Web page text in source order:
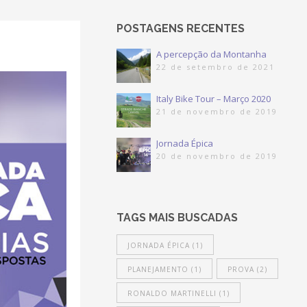
POSTAGENS RECENTES
A percepção da Montanha
22 de setembro de 2021
Italy Bike Tour – Março 2020
21 de novembro de 2019
Jornada Épica
20 de novembro de 2019
TAGS MAIS BUSCADAS
JORNADA ÉPICA (1)
PLANEJAMENTO (1) PROVA (2)
RONALDO MARTINELLI (1)